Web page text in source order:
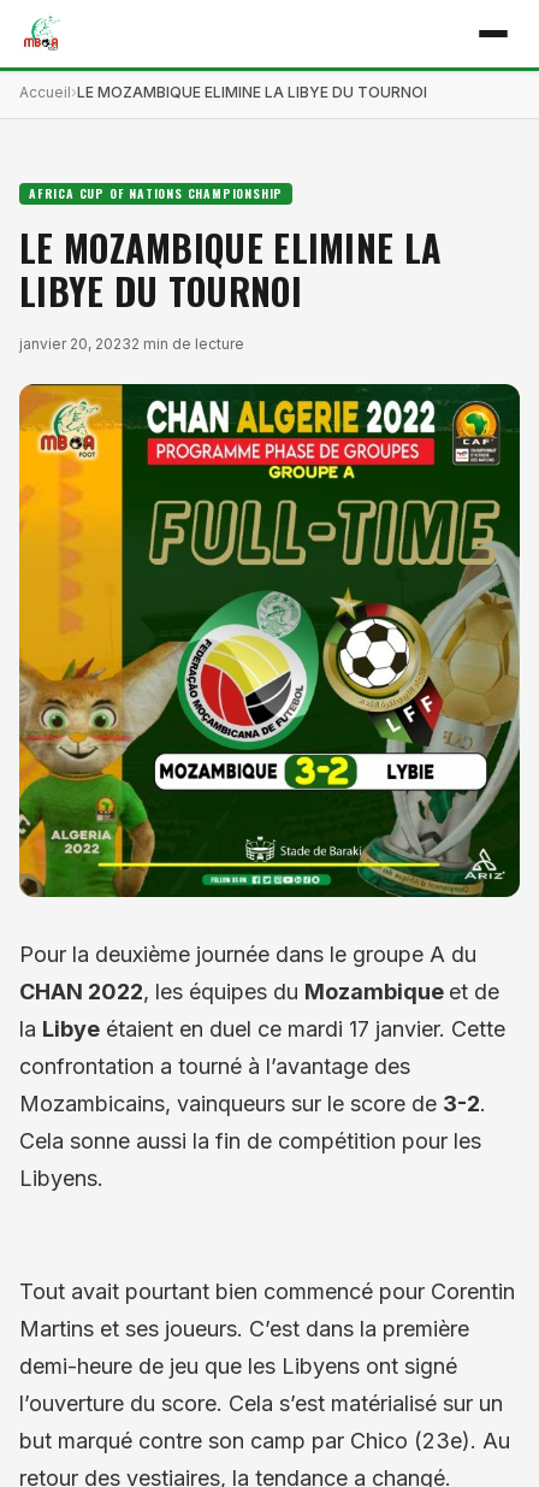
Accueil LE MOZAMBIQUE ELIMINE LA LIBYE DU TOURNOI
AFRICA CUP OF NATIONS CHAMPIONSHIP
LE MOZAMBIQUE ELIMINE LA
LIBYE DU TOURNOI
janvier 20, 20232 min de lecture
Pour la deuxième journée dans le groupe A du
CHAN 2022, les équipes du Mozambique et de
la Libye étaient en duel ce mardi 17 janvier. Cette
confrontation a tourné à l’avantage des
Mozambicains, vainqueurs sur le score de 3-2.
Cela sonne aussi la fin de compétition pour les
Libyens.
Tout avait pourtant bien commencé pour Corentin
Martins et ses joueurs. C’est dans la première
demi-heure de jeu que les Libyens ont signé
l’ouverture du score. Cela s’est matérialisé sur un
but marqué contre son camp par Chico (23e). Au
retour des vestiaires, la tendance a changé.